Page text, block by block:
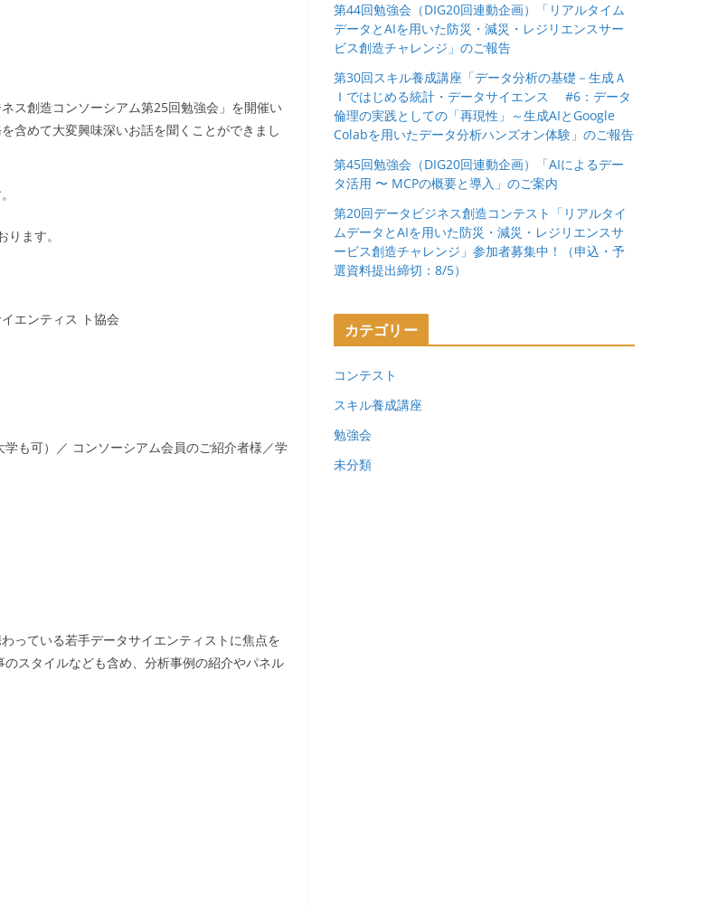
ス創造コンソーシアム第25回勉強会」を開催い
含めて大変興味深いお話を聞くことができまし
ます。
エンティス ト協会
も可）／ コンソーシアム会員のご紹介者様／学
っている若手データサイエンティストに焦点を
スタイルなども含め、分析事例の紹介やパネル
第44回勉強会（DIG20回連動企画）「リアルタイム
データとAIを用いた防災・減災・レジリエンスサー
ビス創造チャレンジ」のご報告
第30回スキル養成講座「データ分析の基礎－生成Ａ
Ｉではじめる統計・データサイエンス #6：データ
倫理の実践としての「再現性」～生成AIとGoogle
Colabを用いたデータ分析ハンズオン体験」のご報告
第45回勉強会（DIG20回連動企画）「AIによるデー
タ活用 〜 MCPの概要と導入」のご案内
第20回データビジネス創造コンテスト「リアルタイ
ムデータとAIを用いた防災・減災・レジリエンスサ
ービス創造チャレンジ」参加者募集中！（申込・予
選資料提出締切：8/5）
カテゴリー
コンテスト
スキル養成講座
勉強会
未分類